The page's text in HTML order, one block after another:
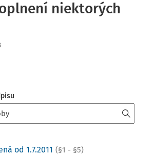
niektorých
od 1.7.2011 (§1 - §5)